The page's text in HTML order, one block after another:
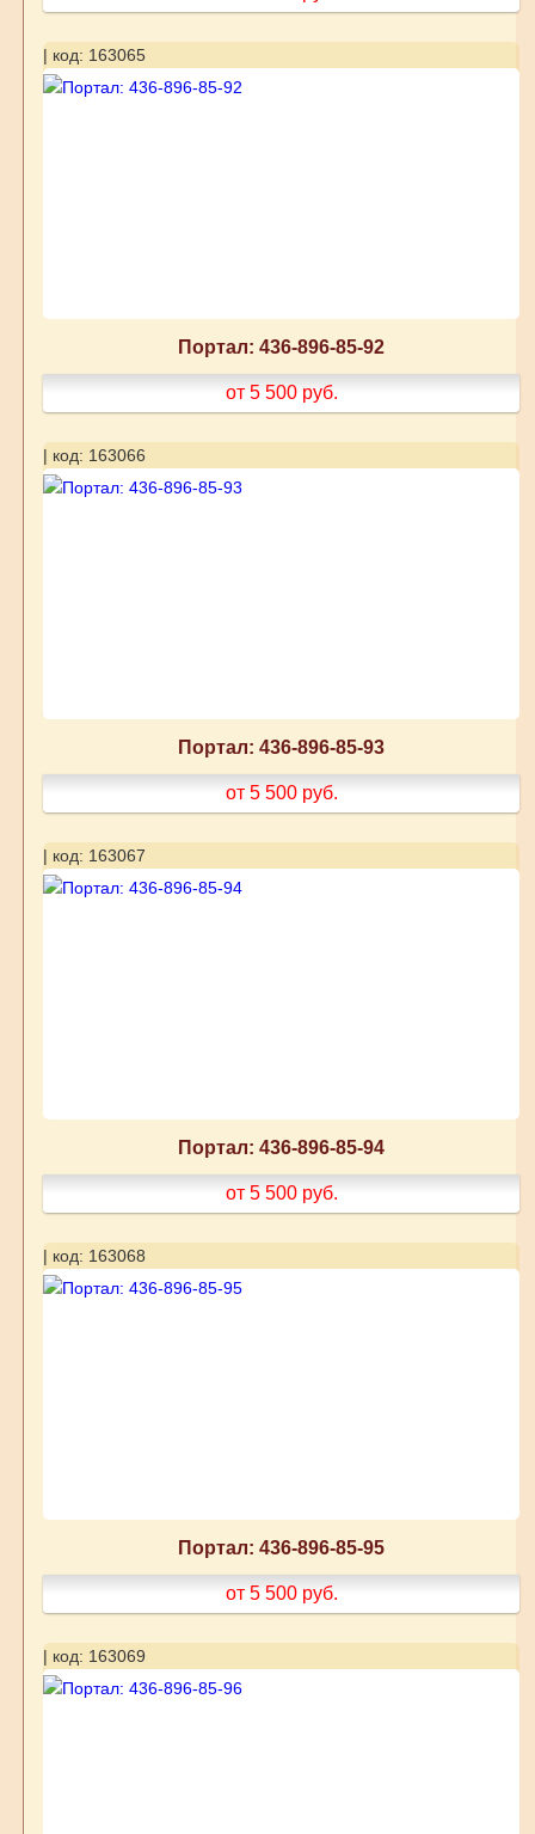
| код: 163065
Портал: 436-896-85-92
от 5 500 руб.
| код: 163066
Портал: 436-896-85-93
от 5 500 руб.
| код: 163067
Портал: 436-896-85-94
от 5 500 руб.
| код: 163068
Портал: 436-896-85-95
от 5 500 руб.
| код: 163069